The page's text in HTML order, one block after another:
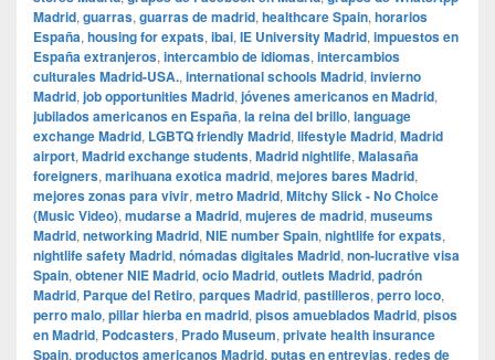
Madrid, guarras, guarras de madrid, healthcare Spain, horarios
España, housing for expats, ibai, IE University Madrid, impuestos en
España extranjeros, intercambio de idiomas, intercambios
culturales Madrid-USA., international schools Madrid, invierno
Madrid, job opportunities Madrid, jóvenes americanos en Madrid,
jubilados americanos en España, la reina del brillo, language
exchange Madrid, LGBTQ friendly Madrid, lifestyle Madrid, Madrid
airport, Madrid exchange students, Madrid nightlife, Malasaña
foreigners, marihuana exotica madrid, mejores bares Madrid,
mejores zonas para vivir, metro Madrid, Mitchy Slick - No Choice
(Music Video), mudarse a Madrid, mujeres de madrid, museums
Madrid, networking Madrid, NIE number Spain, nightlife for expats,
nightlife safety Madrid, nómadas digitales Madrid, non-lucrative visa
Spain, obtener NIE Madrid, ocio Madrid, outlets Madrid, padrón
Madrid, Parque del Retiro, parques Madrid, pastilleros, perro loco,
perro malo, pillar hierba en madrid, pisos amueblados Madrid, pisos
en Madrid, Podcasters, Prado Museum, private health insurance
Spain, productos americanos Madrid, putas en entrevias, redes de